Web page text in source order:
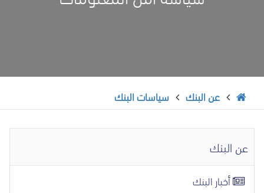
عن البنك سياسات البنك
عن البنك
أخبار البنك